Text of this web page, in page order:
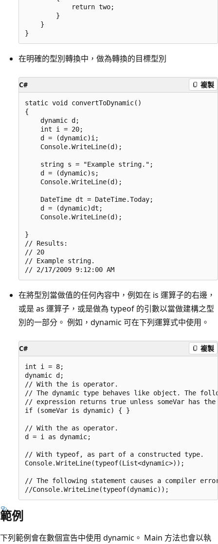
            return two;
        }
    }
在明確的型別轉換中，做為轉換的目標型別
C# 複製
static void convertToDynamic()
{
    dynamic d;
    int i = 20;
    d = (dynamic)i;
    Console.WriteLine(d);
    string s = "Example string.";
    d = (dynamic)s;
    Console.WriteLine(d);
    DateTime dt = DateTime.Today;
    d = (dynamic)dt;
    Console.WriteLine(d);
}
// Results:
// 20
// Example string.
在將型別當做值的任何內容中，例如在 is 運算子的右邊，
或是 as 運算子，或是做為 typeof 的引數以當做建構之型
別的一部分。 例如，dynamic 可在下列運算式中使用。
C# 複製
int i = 8;
dynamic d;
// With the is operator.
// The dynamic type behaves like object. The
// expression returns true unless someVar has
if (someVar is dynamic) { }
// With the as operator.
d = i as dynamic;
// With typeof, as part of a constructed type.
Console.WriteLine(typeof(List<dynamic>));
// The following statement causes a compiler
範例
下列範例會在數個宣告中使用 dynamic。 Main 方法也會以執